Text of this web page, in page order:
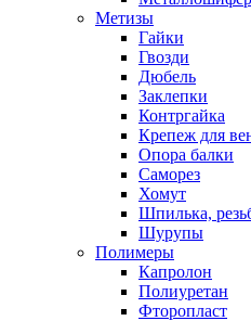
Метизы
Гайки
Гвозди
Дюбель
Заклепки
Контргайка
Крепеж для
Опора балки
Саморез
Хомут
Шпилька,
Шурупы
Полимеры
Капролон
Полиуретан
Фторопласт